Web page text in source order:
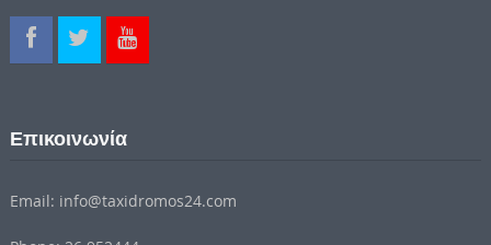
Επικοινωνία
Email: info@taxidromos24.com